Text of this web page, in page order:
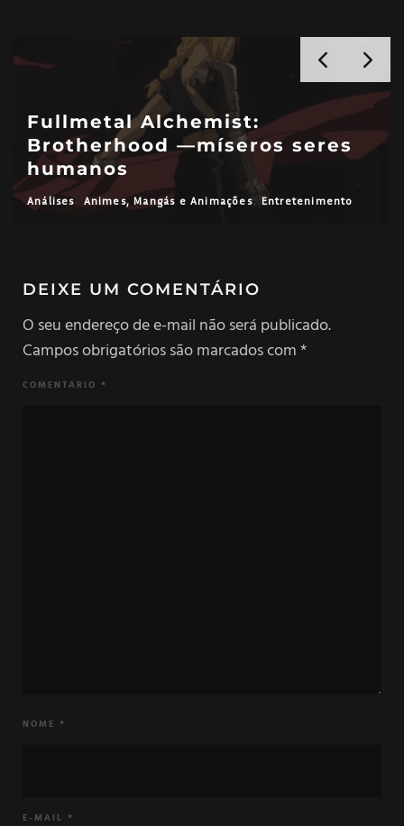
Fullmetal Alchemist:
Brotherhood —míseros seres
humanos
Análises Animes, Mangás e Animações Entretenimento
DEIXE UM COMENTÁRIO
O seu endereço de e-mail não será publicado.
Campos obrigatórios são marcados com*
COMENTÁRIO *
NOME *
E-MAIL *